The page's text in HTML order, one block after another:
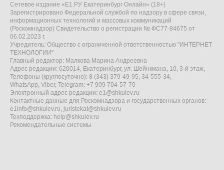
Сетевое издание «Е1.РУ Екатеринбург Онлайн» (18+)
Зарегистрировано Федеральной службой по надзору в сфере связи,
информационных технологий и массовых коммуникаций
(Роскомнадзор) Свидетельство о регистрации № ФС77-84675 от
06.02.2023 г.
Учредитель: Общество с ограниченной ответственностью "ИНТЕРНЕТ
ТЕХНОЛОГИИ"
Главный редактор: Малкова Марина Андреевна
Адрес редакции: 620014, Екатеринбург, ул. Шейнкмана, 10, 3-й этаж,
Телефоны (круглосуточно): 8 (343) 379-49-95, 34-555-34,
WhatsApp, Viber, Telegram: +7 909 704-57-70
Электронный адрес редакции: e1@shkulev.ru
Контактные данные для Роскомнадзора и государственных органов:
e1info@shkulev.ru, juristekat@shkulev.ru
Техподдержка: help@shkulev.ru
Рекомендательные системы